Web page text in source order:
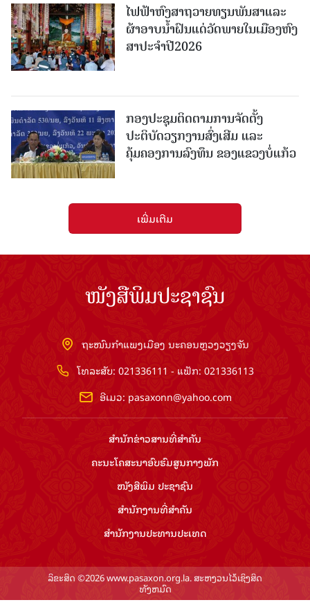
ໄຟຟ້າຫົງສາຖວາຍທຽນພັນສາແລະ
ຜ້າອາບນໍ້າຝົນແດ່ວັດພາຍໃນເມືອງຫົງ
ສາປະຈໍາປີ2026
ກອງປະຊຸມຕິດຕາມການຈັດຕັ້ງ
ປະຕິບັດວຽກງານສົ່ງເສີມ ແລະ
ຄຸ້ມຄອງການລົງທຶນ ຂອງແຂວງບໍ່ແກ້ວ
ເພີ່ມເຕີມ
ໜັງສືພິມປະຊາຊົນ
ຖະໜົນກຳແພງເມືອງ ນະຄອນຫຼວງວຽງຈັນ
ໂທລະສັບ: 021336111 - ແຟັກ: 021336113
ອີເມວ: pasaxonn@yahoo.com
ສຳ​ນັກ​ຂ່າວ​ສານ​ທີ່​ສຳ​ຄັນ​
ຄະນະໂຄສະນາອົບຮົມ​ສູນ​ກາງ​ພັກ
ໜັງສືພິມ ປະ​ຊາ​ຊົນ
ສຳ​ນັກ​ງານ​ທີ່​ສຳ​ຄັນ
ສຳ​ນັກ​ງານ​ປະ​ທານ​ປະ​ເທດ
ລິຂະສິດ ©2026 www.pasaxon.org.la. ສະຫງວນໄວ້ເຊິງສິດ
ທັງຫມົດ